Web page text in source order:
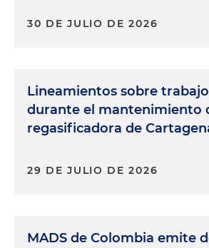
30 DE JULIO DE 2026
Lineamientos sobre
durante el mantenimiento
regasificadora de
29 DE JULIO DE 2026
MADS de Colombia emite